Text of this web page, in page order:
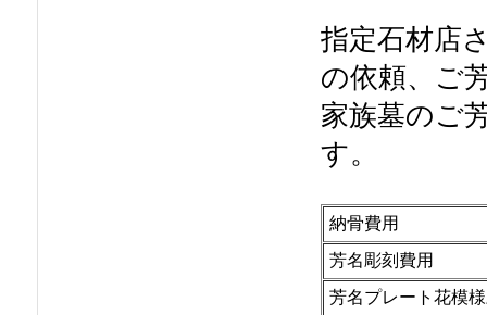
指定石材店
の依頼、ご
家族墓のご
す。
納骨費用
芳名彫刻費用
芳名プレート花模